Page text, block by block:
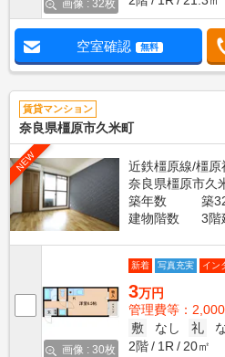
画像 : 32枚
空室確認 無料
賃貸マンション
奈良県橿原市久米町
NEW
近鉄橿原線/橿
奈良県橿原市久
築年数
築
建物階数
3階
画像 : 30枚
新着 写真充実 イン
3万円
管理費等：
敷
なし 礼
2階
1R 20㎡